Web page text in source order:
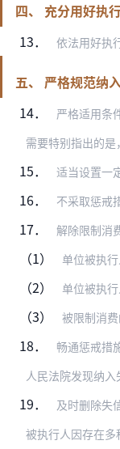
四、 充分用好执
13．
依法用好执行和解和破产重整等相关制
五、 严格规范纳
14．
严格适用条件和程序。采取纳入失信名
15．
适当设置一定的宽限期。各地法院可以
16． 不采取惩戒措施的几类情形。被执行人
17． 解除限制消费措施的几类情形。
（1） 单位被执行人被限制消费后，其法
（2） 单位被执行人被限制消费后，其法定
（3） 被限制消费的个人因本人或近亲属重
18． 畅通惩戒措施救济渠道。自然人、法人
19．
及时删除失信信息。失信名单信息依法